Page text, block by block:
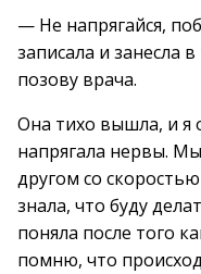
— Не напрягайся,
записала и занесла
позову врача.
Она тихо вышла, и я
напрягала нервы.
другом со
знала, что буду
поняла после того
помню, что